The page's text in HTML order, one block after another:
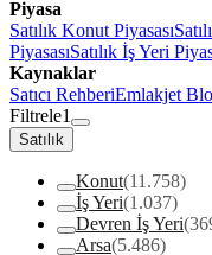
Piyasa
Satılık Konut Piyasası
PiyasasıSatılık İş Yeri
Kaynaklar
Satıcı RehberiEmlakjet
Filtrele1
Satılık
Konut(11.758)
İş Yeri(1.037)
Devren İş Yeri
Arsa(5.486)